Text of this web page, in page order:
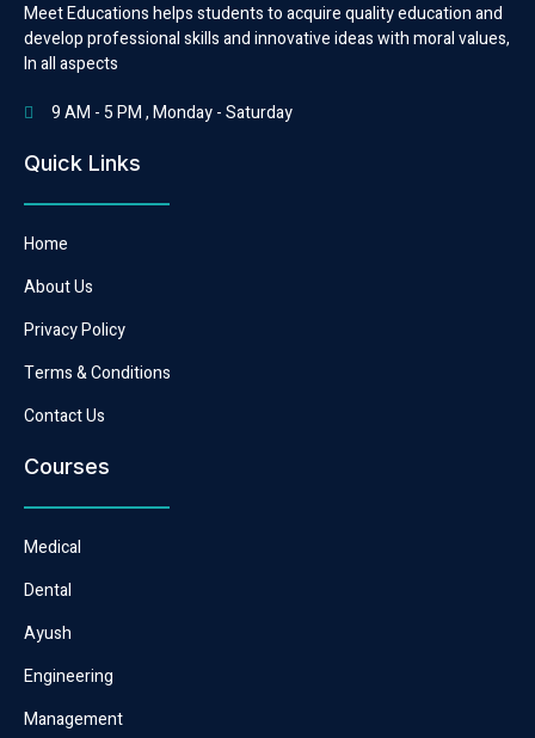
Meet Educations helps students to acquire quality education and
develop professional skills and innovative ideas with moral values,
In all aspects
9 AM - 5 PM , Monday - Saturday
Quick Links
Home
About Us
Privacy Policy
Terms & Conditions
Contact Us
Courses
Medical
Dental
Ayush
Engineering
Management